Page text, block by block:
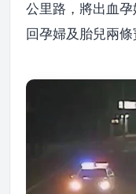
公里路，將出血
回孕婦及胎兒兩條